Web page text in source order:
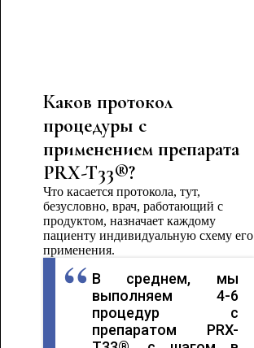
Каков протокол
процедуры с
применением препарата
PRX-T33®?
Что касается протокола, тут,
безусловно, врач, работающий с
продуктом, назначает каждому
пациенту индивидуальную схему его
применения.
В среднем, мы
выполняем 4-6
процедур с
препаратом PRX-